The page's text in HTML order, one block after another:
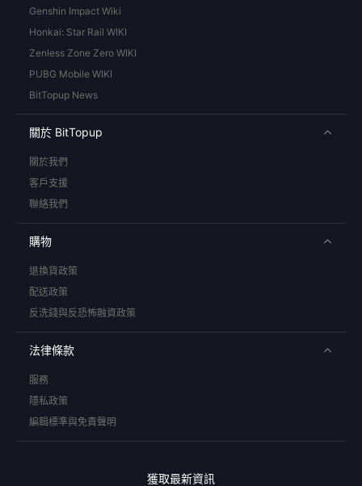
Genshin Impact Wiki
Honkai: Star Rail WIKI
Zenless Zone Zero WIKI
PUBG Mobile WIKI
BitTopup News
關於 BitTopup
關於我們
客戶支援
聯絡我們
購物
退換貨政策
配送政策
反洗錢與反恐怖融資政策
法律條款
服務
隱私政策
編輯標準與免責聲明
獲取最新資訊